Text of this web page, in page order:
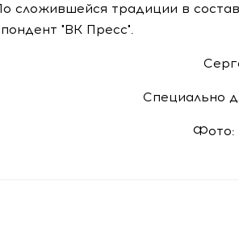
сложившейся традиции в
"ВК Пресс".
Специально
Фото: